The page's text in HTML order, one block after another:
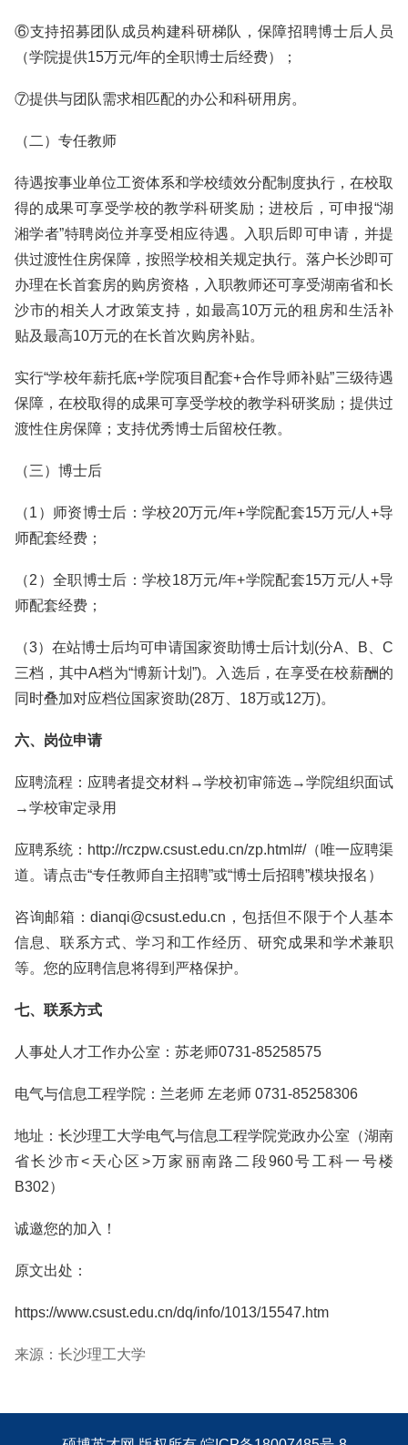
⑥支持招募团队成员构建科研梯队，保障招聘博士后人员
（学院提供15万元/年的全职博士后经费）；
⑦提供与团队需求相匹配的办公和科研用房。
（二）专任教师
待遇按事业单位工资体系和学校绩效分配制度执行，在校取
得的成果可享受学校的教学科研奖励；进校后，可申报“湖
湘学者”特聘岗位并享受相应待遇。入职后即可申请，并提
供过渡性住房保障，按照学校相关规定执行。落户长沙即可
办理在长首套房的购房资格，入职教师还可享受湖南省和长
沙市的相关人才政策支持，如最高10万元的租房和生活补
贴及最高10万元的在长首次购房补贴。
实行“学校年薪托底+学院项目配套+合作导师补贴”三级待遇
保障，在校取得的成果可享受学校的教学科研奖励；提供过
渡性住房保障；支持优秀博士后留校任教。
（三）博士后
（1）师资博士后：学校20万元/年+学院配套15万元/人+导
师配套经费；
（2）全职博士后：学校18万元/年+学院配套15万元/人+导
师配套经费；
（3）在站博士后均可申请国家资助博士后计划(分A、B、C
三档，其中A档为“博新计划”)。入选后，在享受在校薪酬的
同时叠加对应档位国家资助(28万、18万或12万)。
六、岗位申请
应聘流程：应聘者提交材料→学校初审筛选→学院组织面试
→学校审定录用
应聘系统：http://rczpw.csust.edu.cn/zp.html#/（唯一应聘渠
道。请点击“专任教师自主招聘”或“博士后招聘”模块报名）
咨询邮箱：dianqi@csust.edu.cn，包括但不限于个人基本
信息、联系方式、学习和工作经历、研究成果和学术兼职
等。您的应聘信息将得到严格保护。
七、联系方式
人事处人才工作办公室：苏老师0731-85258575
电气与信息工程学院：兰老师 左老师 0731-85258306
地址：长沙理工大学电气与信息工程学院党政办公室（湖南
省长沙市<天心区>万家丽南路二段960号工科一号楼
B302）
诚邀您的加入！
原文出处：
https://www.csust.edu.cn/dq/info/1013/15547.htm
来源：长沙理工大学